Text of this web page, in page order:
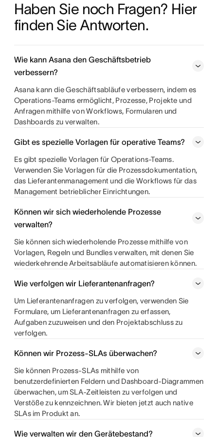
Haben Sie noch Fragen? Hier
finden Sie Antworten.
Wie kann Asana den Geschäftsbetrieb
verbessern?
Asana kann die Geschäftsabläufe verbessern, indem es
Operations-Teams ermöglicht, Prozesse, Projekte und
Anfragen mithilfe von Workflows, Formularen und
Dashboards zu verwalten.
Gibt es spezielle Vorlagen für operative Teams?
Es gibt spezielle Vorlagen für Operations-Teams.
Verwenden Sie Vorlagen für die Prozessdokumentation,
das Lieferantenmanagement und die Workflows für das
Management betrieblicher Einrichtungen.
Können wir sich wiederholende Prozesse
verwalten?
Sie können sich wiederholende Prozesse mithilfe von
Vorlagen, Regeln und Bundles verwalten, mit denen Sie
wiederkehrende Arbeitsabläufe automatisieren können.
Wie verfolgen wir Lieferantenanfragen?
Um Lieferantenanfragen zu verfolgen, verwenden Sie
Formulare, um Lieferantenanfragen zu erfassen,
Aufgaben zuzuweisen und den Projektabschluss zu
verfolgen.
Können wir Prozess-SLAs überwachen?
Sie können Prozess-SLAs mithilfe von
benutzerdefinierten Feldern und Dashboard-Diagrammen
überwachen, um SLA-Zeitleisten zu verfolgen und
Verstöße zu kennzeichnen. Wir bieten jetzt auch native
SLAs im Produkt an.
Wie verwalten wir den Gerätebestand?